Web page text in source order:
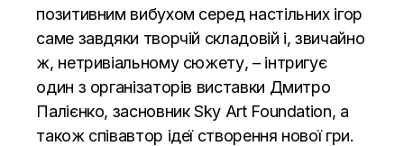
позитивним вибухом серед настільних ігор
саме завдяки творчій складовій і, звичайно
ж, нетривіальному сюжету, – інтригує
один з організаторів виставки Дмитро
Палієнко, засновник Sky Art Foundation, а
також співавтор ідеї створення нової гри.